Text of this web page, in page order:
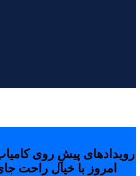
رویدادهای پیشِ روی
امروز با خیال راحت